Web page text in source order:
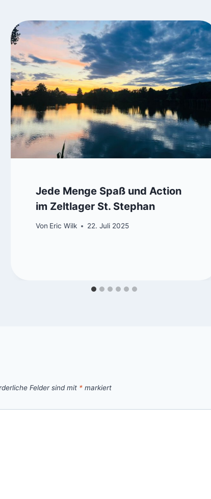
Jede Menge Spaß und Action
im Zeltlager St. Stephan
Von Eric Wilk 22. Juli 2025
Felder sind mit *markiert